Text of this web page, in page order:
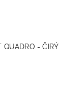
QUADRO - ČIRÝ